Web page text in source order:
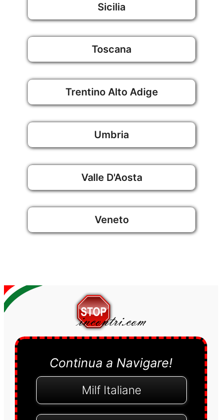
Sicilia
Toscana
Trentino Alto Adige
Umbria
Valle D'Aosta
Veneto
Continua a Navigare!
Milf Italiane